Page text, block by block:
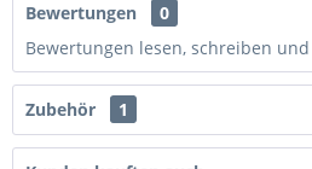
Bewertungen
0
Bewertungen lesen, schreiben
Zubehör 1